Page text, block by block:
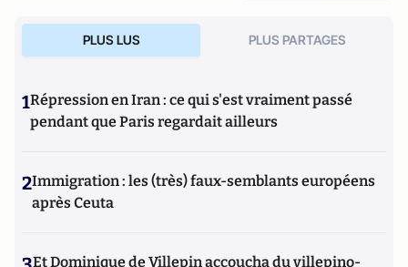
PLUS LUS PLUS PARTAGES
1Répression en Iran : ce qui s'est vraiment passé
pendant que Paris regardait ailleurs
2Immigration : les (très) faux-semblants européens
après Ceuta
Et Dominique de Villepin accoucha du villepino-